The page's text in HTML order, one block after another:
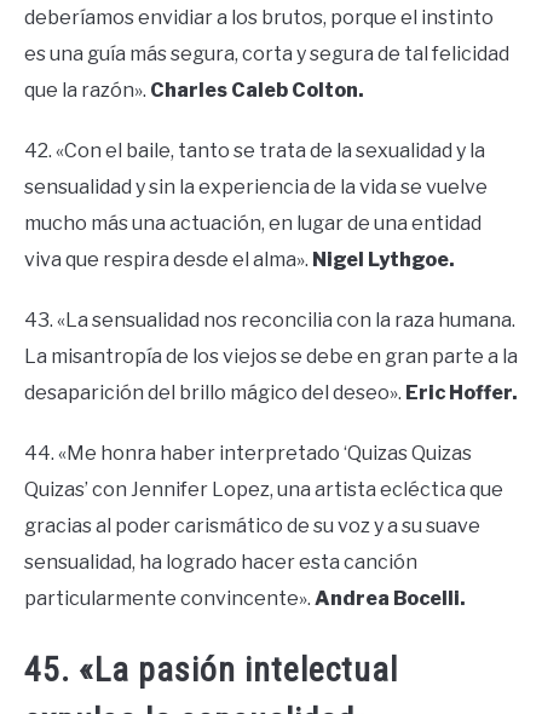
deberíamos envidiar a los brutos, porque el instinto
es una guía más segura, corta y segura de tal felicidad
que la razón». Charles Caleb Colton.
42. «Con el baile, tanto se trata de la sexualidad y la
sensualidad y sin la experiencia de la vida se vuelve
mucho más una actuación, en lugar de una entidad
viva que respira desde el alma». Nigel Lythgoe.
43. «La sensualidad nos reconcilia con la raza humana.
La misantropía de los viejos se debe en gran parte a la
desaparición del brillo mágico del deseo». Eric Hoffer.
44. «Me honra haber interpretado ‘Quizas Quizas
Quizas’ con Jennifer Lopez, una artista ecléctica que
gracias al poder carismático de su voz y a su suave
sensualidad, ha logrado hacer esta canción
particularmente convincente». Andrea Bocelli.
45. «La pasión intelectual